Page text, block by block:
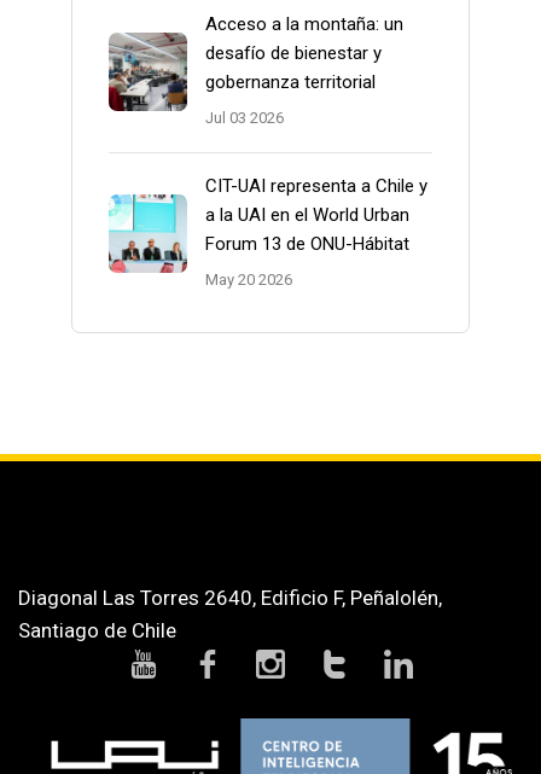
Acceso a la montaña: un
desafío de bienestar y
gobernanza territorial
Jul 03 2026
CIT-UAI representa a Chile y
a la UAI en el World Urban
Forum 13 de ONU-Hábitat
May 20 2026
Diagonal Las Torres 2640, Edificio F, Peñalolén,
Santiago de Chile